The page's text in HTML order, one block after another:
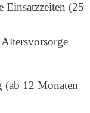
Einsatzzeiten (25
(ab 12 Monaten